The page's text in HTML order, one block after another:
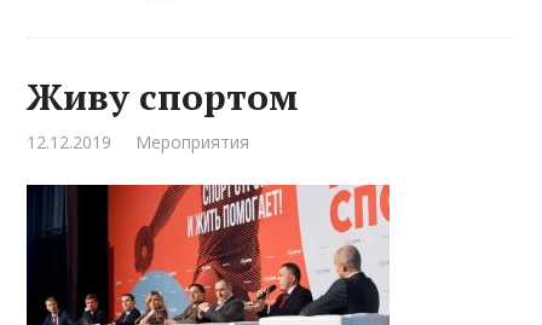
Живу спортом
12.12.2019 Мероприятия